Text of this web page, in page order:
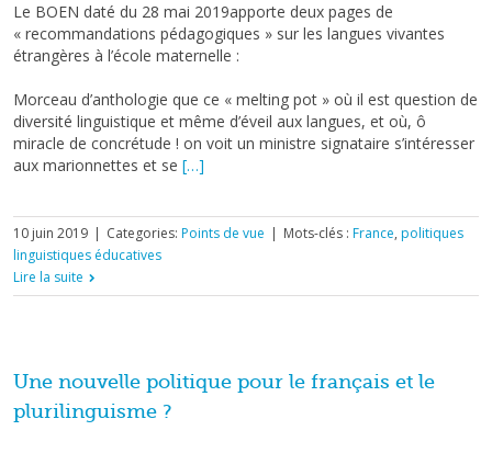
Le BOEN daté du 28 mai 2019apporte deux pages de
« recommandations pédagogiques » sur les langues vivantes
étrangères à l’école maternelle :
Morceau d’anthologie que ce « melting pot » où il est question de
diversité linguistique et même d’éveil aux langues, et où, ô
miracle de concrétude ! on voit un ministre signataire s’intéresser
aux marionnettes et se […]
10 juin 2019 | Categories: Points de vue | Mots-clés : France, politiques
linguistiques éducatives
Lire la suite
Une nouvelle politique pour le français et le
plurilinguisme ?